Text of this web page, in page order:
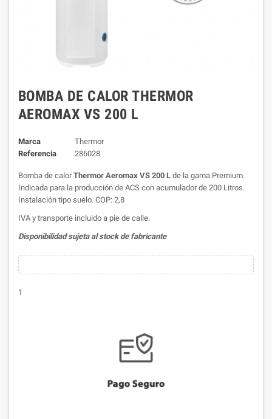
BOMBA DE CALOR THERMOR
AEROMAX VS 200 L
Marca
Thermor
Referencia
286028
Bomba de calorThermor Aeromax VS 200 L de la gama Premium.
Indicada para la producción de ACS con acumulador de 200 Litros.
Instalación tipo suelo. COP: 2,8
IVA y transporte incluido a pie de calle.
Disponibilidad sujeta al stock de fabricante
1